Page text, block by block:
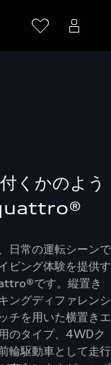
くかのよう
quattro®
日常の運転シーンで
ビング体験を提供す
です。縦置き
ングディファレンシ
チを用いた横置きエ
のタイプ、4WDク
輪駆動車として走行